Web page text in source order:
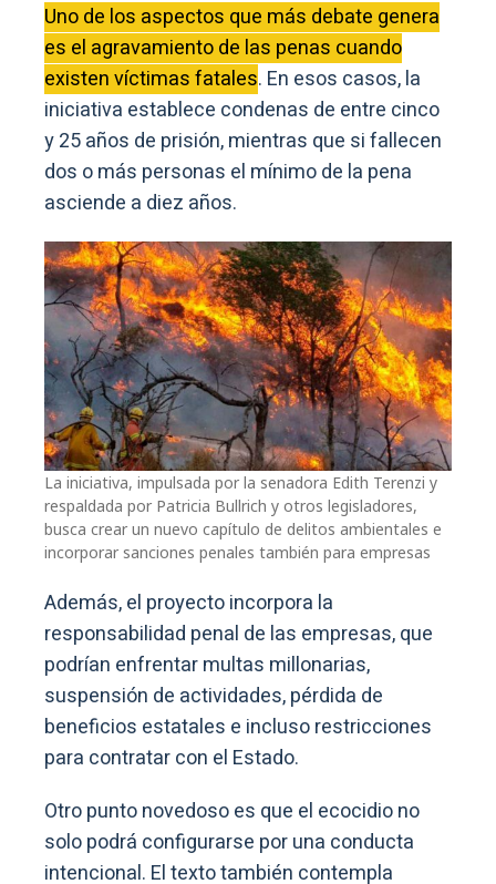
Uno de los aspectos que más debate genera
es el agravamiento de las penas cuando
existen víctimas fatales. En esos casos, la
iniciativa establece condenas de entre cinco
y 25 años de prisión, mientras que si fallecen
dos o más personas el mínimo de la pena
asciende a diez años.
La iniciativa, impulsada por la senadora Edith Terenzi y
respaldada por Patricia Bullrich y otros legisladores,
busca crear un nuevo capítulo de delitos ambientales e
incorporar sanciones penales también para empresas
Además, el proyecto incorpora la
responsabilidad penal de las empresas, que
podrían enfrentar multas millonarias,
suspensión de actividades, pérdida de
beneficios estatales e incluso restricciones
para contratar con el Estado.
Otro punto novedoso es que el ecocidio no
solo podrá configurarse por una conducta
intencional. El texto también contempla